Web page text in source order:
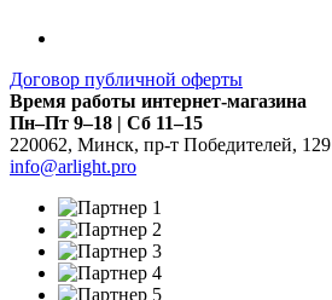
Договор публичной оферты
Время работы интернет-магазина
Пн–Пт 9–18 | Сб 11–15
220062, Минск, пр-т Победителей, 129
info@arlight.pro